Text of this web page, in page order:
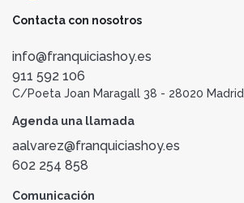
Contacta con nosotros
info@franquiciashoy.es
911 592 106
C/Poeta Joan Maragall 38 - 28020 Madrid
Agenda una llamada
aalvarez@franquiciashoy.es
602 254 858
Comunicación